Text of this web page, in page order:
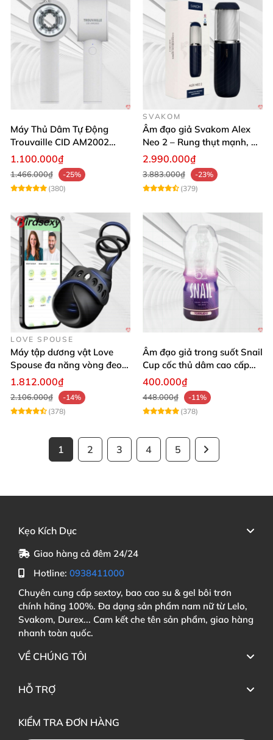
Máy Thủ Dâm Tự Động
Trouvaille CID AM2002
Mạnh Mẽ Dễ Lên Đỉnh
1.100.000₫
1.466.000₫
-25%
(380)
SVAKOM
Âm đạo giả Svakom Alex
Neo 2 – Rung thụt mạnh, đa
năng, cải tiến mới
2.990.000₫
3.883.000₫
-23%
(379)
LOVE SPOUSE
Máy tập dương vật Love
Spouse đa năng vòng đeo
điều khiển qua app tiện lợi
1.812.000₫
2.106.000₫
-14%
(378)
Âm đạo giả trong suốt Snail
Cup cốc thủ dâm cao cấp
nam giới
400.000₫
448.000₫
-11%
(378)
1 2 3 4 5
Kẹo Kích Dục
Giao hàng cả đêm 24/24
Hotline: 0938411000
Chuyên cung cấp sextoy, bao cao su & gel bôi trơn
chính hãng 100%. Đa dạng sản phẩm nam nữ từ Lelo,
Svakom, Durex... Cam kết che tên sản phẩm, giao hàng
nhanh toàn quốc.
VỀ CHÚNG TÔI
HỖ TRỢ
KIỂM TRA ĐƠN HÀNG